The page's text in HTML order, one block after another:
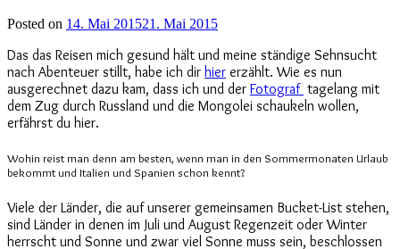
Posted on 14. Mai 201521. Mai 2015
Das das Reisen mich gesund hält und meine ständige Sehnsucht
nach Abenteuer stillt, habe ich dir hier erzählt. Wie es nun
ausgerechnet dazu kam, dass ich und der Fotograf tagelang mit
dem Zug durch Russland und die Mongolei schaukeln wollen,
erfährst du hier.
Wohin reist man denn am besten, wenn man in den Sommermonaten Urlaub
bekommt und Italien und Spanien schon kennt?
Viele der Länder, die auf unserer gemeinsamen Bucket-List stehen,
sind Länder in denen im Juli und August Regenzeit oder Winter
herrscht und Sonne und zwar viel Sonne muss sein, beschlossen